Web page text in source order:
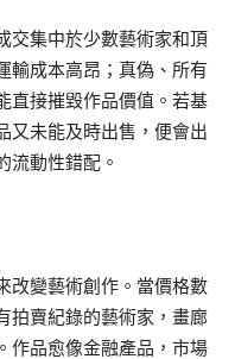
交集中於少數藝術家和頂
輸成本高昂；真偽、所有
直接摧毀作品價值。若基
又未能及時出售，便會出
流動性錯配。
改變藝術創作。當價格數
拍賣紀錄的藝術家，畫廊
作品愈像金融產品，市場